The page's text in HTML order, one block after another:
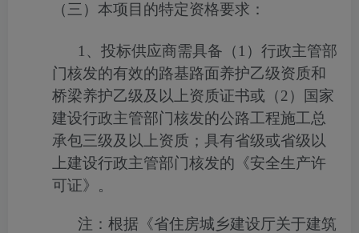
（三）本项目的特定资格要求：
1 、投标供应商需具备（ 1 ）行政主管部
门核发的有效的路基路面养护乙级资质和
桥梁养护乙级及以上资质证书或（2 ）国家
建设行政主管部门核发的公路工程施工总
承包三级及以上资质；具有省级或省级以
上建设行政主管部门核发的《安全生产许
可证》。
注：根据《省住房城乡建设厅关于建筑